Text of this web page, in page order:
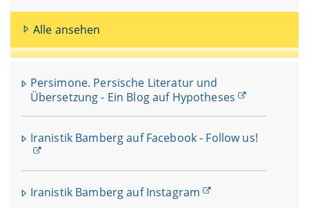
Persimone. Persische Literatur und
Übersetzung - Ein Blog auf Hypotheses
Iranistik Bamberg auf Facebook - Follow us!
Iranistik Bamberg auf Instagram
Alle ansehen